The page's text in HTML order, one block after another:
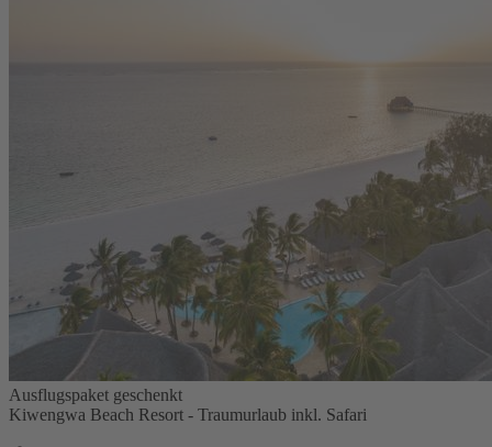
Ausflugspaket geschenkt
Kiwengwa Beach Resort - Traumurlaub inkl. Safari